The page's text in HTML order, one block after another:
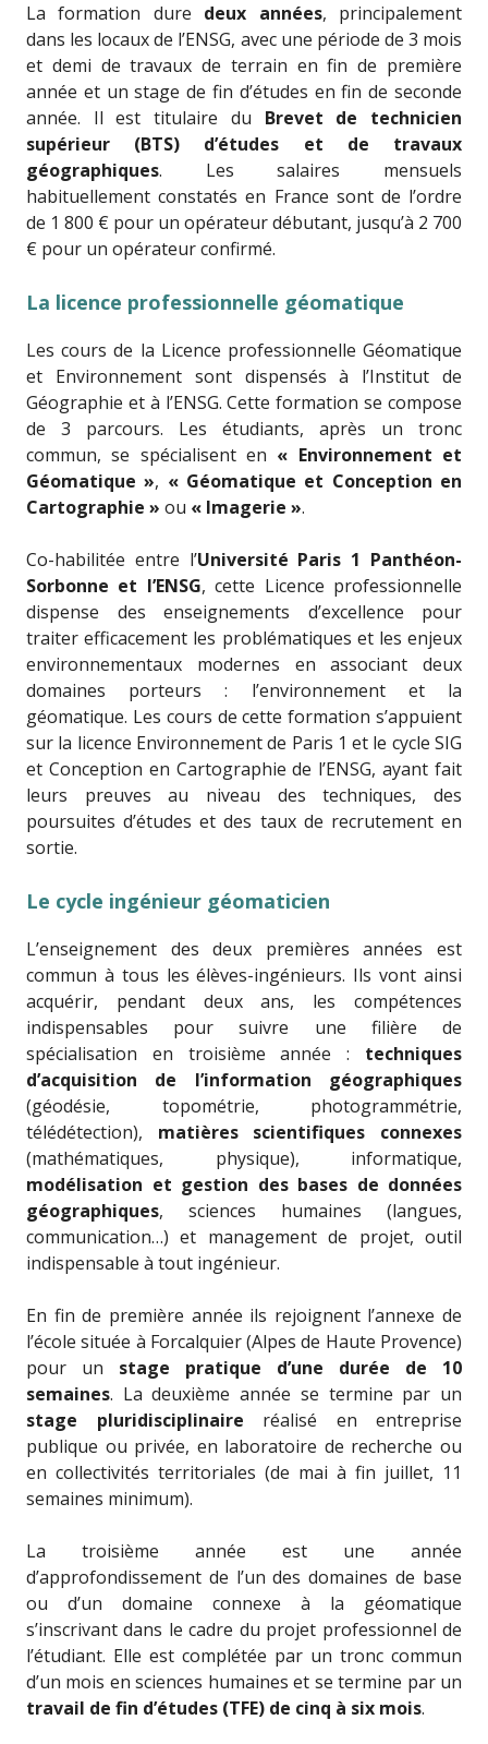
La formation dure deux années, principalement
dans les locaux de l’ENSG, avec une période de 3 mois
et demi de travaux de terrain en fin de première
année et un stage de fin d’études en fin de seconde
année. Il est titulaire du Brevet de technicien
supérieur (BTS) d’études et de travaux
géographiques. Les salaires mensuels
habituellement constatés en France sont de l’ordre
de 1 800 € pour un opérateur débutant, jusqu’à 2 700
€ pour un opérateur confirmé.
La licence professionnelle géomatique
Les cours de la Licence professionnelle Géomatique
et Environnement sont dispensés à l’Institut de
Géographie et à l’ENSG. Cette formation se compose
de 3 parcours. Les étudiants, après un tronc
commun, se spécialisent en « Environnement et
Géomatique », « Géomatique et Conception en
Cartographie » ou « Imagerie ».
Co-habilitée entre l’Université Paris 1 Panthéon-
Sorbonne et l’ENSG, cette Licence professionnelle
dispense des enseignements d’excellence pour
traiter efficacement les problématiques et les enjeux
environnementaux modernes en associant deux
domaines porteurs : l’environnement et la
géomatique. Les cours de cette formation s’appuient
sur la licence Environnement de Paris 1 et le cycle SIG
et Conception en Cartographie de l’ENSG, ayant fait
leurs preuves au niveau des techniques, des
poursuites d’études et des taux de recrutement en
sortie.
Le cycle ingénieur géomaticien
L’enseignement des deux premières années est
commun à tous les élèves-ingénieurs. Ils vont ainsi
acquérir, pendant deux ans, les compétences
indispensables pour suivre une filière de
spécialisation en troisième année : techniques
d’acquisition de l’information géographiques
(géodésie, topométrie, photogrammétrie,
télédétection), matières scientifiques connexes
(mathématiques, physique), informatique,
modélisation et gestion des bases de données
géographiques, sciences humaines (langues,
communication…) et management de projet, outil
indispensable à tout ingénieur.
En fin de première année ils rejoignent l’annexe de
l’école située à Forcalquier (Alpes de Haute Provence)
pour un stage pratique d’une durée de 10
semaines. La deuxième année se termine par un
stage pluridisciplinaire réalisé en entreprise
publique ou privée, en laboratoire de recherche ou
en collectivités territoriales (de mai à fin juillet, 11
semaines minimum).
La troisième année est une année
d’approfondissement de l’un des domaines de base
ou d’un domaine connexe à la géomatique
s’inscrivant dans le cadre du projet professionnel de
l’étudiant. Elle est complétée par un tronc commun
d’un mois en sciences humaines et se termine par un
travail de fin d’études (TFE) de cinq à six mois.